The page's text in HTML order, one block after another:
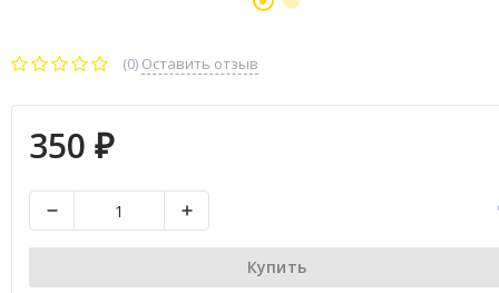
(0) Оставить отзыв
350 ₽
Купить